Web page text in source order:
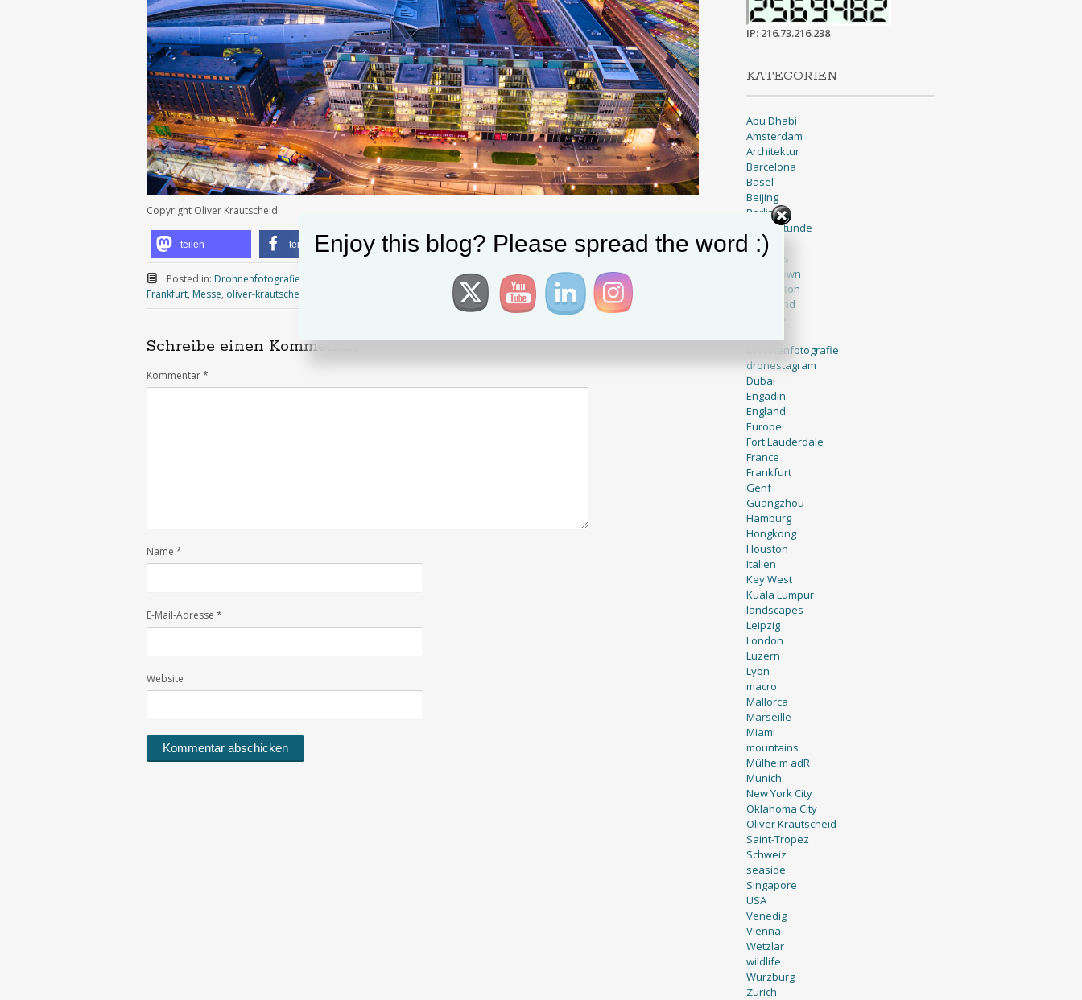
Copyright Oliver Krautscheid
teilen teilen teilen
Posted in: Drohnenfotografie Frankfurt,Oliver Krautscheid |Tagged: Drohnenfotographie
Frankfurt, Messe, oliver-krautscheid
Schreibe einen Kommentar
Kommentar*
Name *
E-Mail-Adresse *
Website
IP: 216.73.216.238
KATEGORIEN
Abu Dhabi
Amsterdam
Architektur
Barcelona
Basel
Beijing
Berlin
Blaue Stunde
BNW
Brussels
Cape Town
Charleston
Cleveland
Cologne
Drohnenfotografie
dronestagram
Dubai
Engadin
England
Europe
Fort Lauderdale
France
Frankfurt
Genf
Guangzhou
Hamburg
Hongkong
Houston
Italien
Key West
Kuala Lumpur
landscapes
Leipzig
London
Luzern
Lyon
macro
Mallorca
Marseille
Miami
mountains
Mülheim adR
Munich
New York City
Oklahoma City
Oliver Krautscheid
Saint-Tropez
Schweiz
seaside
Singapore
USA
Venedig
Vienna
Wetzlar
wildlife
Wurzburg
Zurich
Enjoy this blog? Please spread the word :)